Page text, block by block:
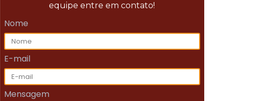
equipe entre em contato!
Nome
E-mail
Mensagem